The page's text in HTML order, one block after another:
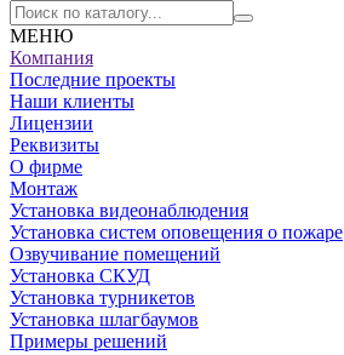
МЕНЮ
Компания
Последние проекты
Наши клиенты
Лицензии
Реквизиты
О фирме
Монтаж
Установка видеонаблюдения
Установка систем оповещения о пожаре
Озвучивание помещений
Установка СКУД
Установка турникетов
Установка шлагбаумов
Примеры решений